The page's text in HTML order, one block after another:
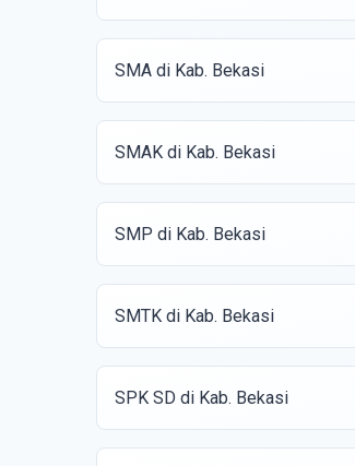
SMA di Kab. Bekasi
SMAK di Kab. Bekasi
SMP di Kab. Bekasi
SMTK di Kab. Bekasi
SPK SD di Kab. Bekasi